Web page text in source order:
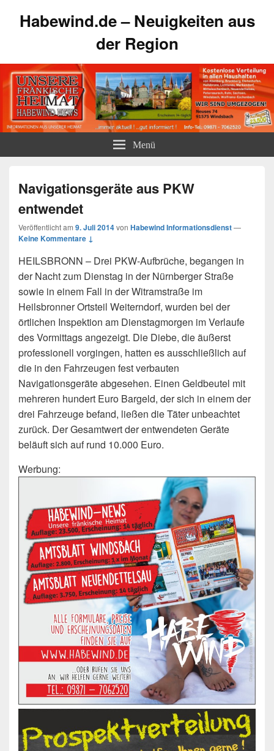
Habewind.de – Neuigkeiten aus
der Region
Menü
Navigationsgeräte aus PKW
entwendet
Veröffentlicht am 9. Juli 2014von Habewind Informationsdienst—
Keine Kommentare ↓
HEILSBRONN – Drei PKW-Aufbrüche, begangen in
der Nacht zum Dienstag in der Nürnberger Straße
sowie in einem Fall in der Witramstraße im
Heilsbronner Ortsteil Weiterndorf, wurden bei der
örtlichen Inspektion am Dienstagmorgen im Verlaufe
des Vormittags angezeigt. Die Diebe, die äußerst
professionell vorgingen, hatten es ausschließlich auf
die in den Fahrzeugen fest verbauten
Navigationsgeräte abgesehen. Einen Geldbeutel mit
mehreren hundert Euro Bargeld, der sich in einem der
drei Fahrzeuge befand, ließen die Täter unbeachtet
zurück. Der Gesamtwert der entwendeten Geräte
beläuft sich auf rund 10.000 Euro.
Werbung: